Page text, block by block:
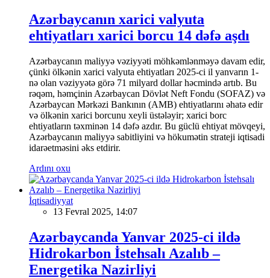
Azərbaycanın xarici valyuta
ehtiyatları xarici borcu 14 dəfə aşdı
Azərbaycanın maliyyə vəziyyəti möhkəmlənməyə davam edir,
çünki ölkənin xarici valyuta ehtiyatları 2025-ci il yanvarın 1-
nə olan vəziyyətə görə 71 milyard dollar həcmində artıb. Bu
rəqəm, həmçinin Azərbaycan Dövlət Neft Fondu (SOFAZ) və
Azərbaycan Mərkəzi Bankının (AMB) ehtiyatlarını əhatə edir
və ölkənin xarici borcunu xeyli üstələyir; xarici borc
ehtiyatların təxminən 14 dəfə azdır. Bu güclü ehtiyat mövqeyi,
Azərbaycanın maliyyə sabitliyini və hökumətin strateji iqtisadi
idarəetməsini əks etdirir.
Ardını oxu
İqtisadiyyat
13 Fevral 2025, 14:07
Azərbaycanda Yanvar 2025-ci ildə
Hidrokarbon İstehsalı Azalıb –
Energetika Nazirliyi